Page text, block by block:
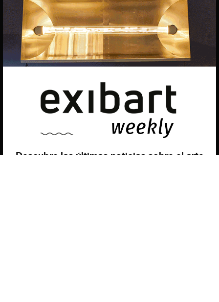
Descubre las últimas noticias sobre el arte
EXIBART SPAIN, S.L.U.
AVINGUDA ROMA, 12
08015 BARCELONA
CIF: B06956841
©exibart 2026 - web design and
development byInfmedia
Utilizamos cookies para ofrecerte la mejor experiencia en
nuestra web.
Puedes aprender más sobre qué cookies utilizamos o